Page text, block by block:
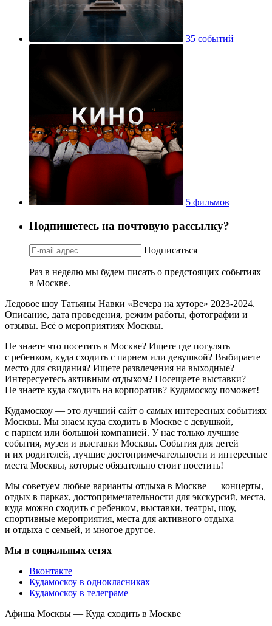
35 событий
5 фильмов
Подпишетесь на почтовую рассылку?
Подписаться
Раз в неделю мы будем писать о предстоящих событиях
в Москве.
Ледовое шоу Татьяны Навки «Вечера на хуторе» 2023-2024.
Описание, дата проведения, режим работы, фотографии и
отзывы. Всё о мероприятиях Москвы.
Не знаете что посетить в Москве? Ищете где погулять
с ребенком, куда сходить с парнем или девушкой? Выбираете
место для свидания? Ищете развлечения на выходные?
Интересуетесь активным отдыхом? Посещаете выставки?
Не знаете куда сходить на корпоратив? Кудамоскоу поможет!
Кудамоскоу — это лучший сайт о самых интересных событиях
Москвы. Мы знаем куда сходить в Москве с девушкой,
с парнем или большой компанией. У нас только лучшие
события, музеи и выставки Москвы. События для детей
и их родителей, лучшие достопримечательности и интересные
места Москвы, которые обязательно стоит посетить!
Мы советуем любые варианты отдыха в Москве — концерты,
отдых в парках, достопримечательности для экскурсий, места,
куда можно сходить с ребенком, выставки, театры, шоу,
спортивные мероприятия, места для активного отдыха
и отдыха с семьей, и многое другое.
Мы в социальных сетях
Вконтакте
Кудамоскоу в однокласниках
Кудамоскоу в телеграме
Афиша Москвы — Куда сходить в Москве